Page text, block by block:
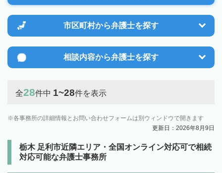
市区町村から弁護士を探す
相談内容から弁護士を探す
全28件中 1~28件を表示
各事務所の詳細情報とお問い合わせフォームは別ウィンドウで開きます
更新日：2026年8月9日
栃木 足利市近隣エリア・全国オンライン対応可で相続
対応可能な弁護士事務所